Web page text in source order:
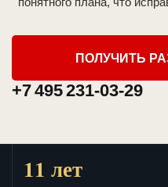
ПОЛУЧИТЬ
+7 495 231-03-29
11 лет